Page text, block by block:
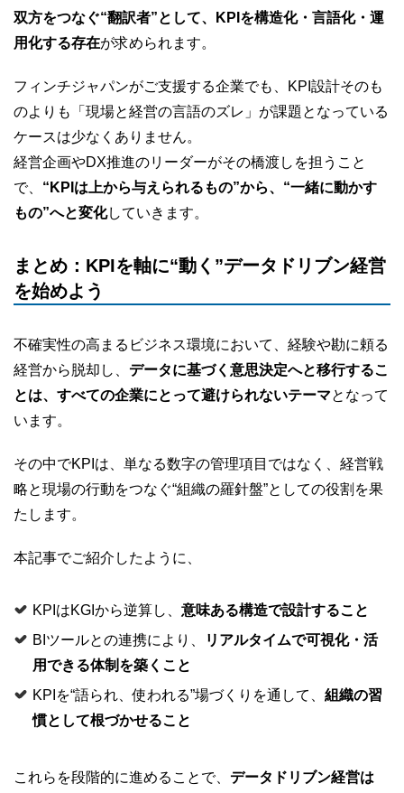
双方をつなぐ“翻訳者”として、KPIを構造化・言語化・運
用化する存在が求められます。
フィンチジャパンがご支援する企業でも、KPI設計そのも
のよりも「現場と経営の言語のズレ」が課題となっている
ケースは少なくありません。
経営企画やDX推進のリーダーがその橋渡しを担うこと
で、 “KPIは上から与えられるもの”から、“一緒に動かす
もの”へと変化していきます。
まとめ：KPIを軸に“動く”データドリブン経営
を始めよう
不確実性の高まるビジネス環境において、経験や勘に頼る
経営から脱却し、 データに基づく意思決定へと移行するこ
とは、すべての企業にとって避けられないテーマとなって
います。
その中でKPIは、単なる数字の管理項目ではなく、経営戦
略と現場の行動をつなぐ“組織の羅針盤”としての役割を果
たします。
本記事でご紹介したように、
KPIはKGIから逆算し、 意味ある構造で設計すること
BIツールとの連携により、
リアルタイムで可視化・活
用できる体制を築くこと
KPIを“語られ、使われる”場づくりを通して、 組織の習
慣として根づかせること
これらを段階的に進めることで、 データドリブン経営は